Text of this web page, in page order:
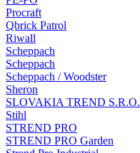
Procraft
Qbrick Patrol
Riwall
Scheppach
Scheppach
Scheppach / Woodster
Sheron
SLOVAKIA TREND S.R.O.
Stihl
STREND PRO
STREND PRO Garden